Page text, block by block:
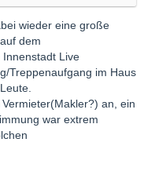
wieder eine große
dem
Live
Treppenaufgang im Haus
an, ein
war extrem